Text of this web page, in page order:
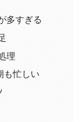
多すぎる
理
忙しい